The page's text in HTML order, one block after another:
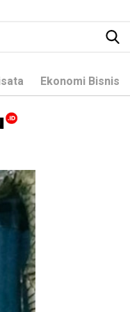
Ekonomi Bisnis